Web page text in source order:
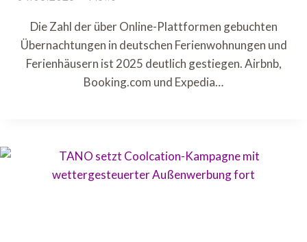
Die Zahl der über Online-Plattformen gebuchten
Übernachtungen in deutschen Ferienwohnungen und
Ferienhäusern ist 2025 deutlich gestiegen. Airbnb,
Booking.com und Expedia…